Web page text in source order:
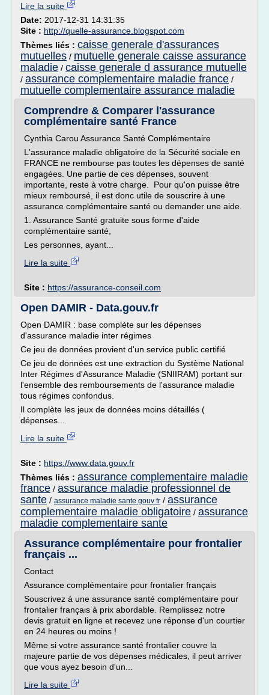
Lire la suite
Date: 2017-12-31 14:31:35
Site : http://quelle-assurance.blogspot.com
Thèmes liés : caisse generale d'assurances
mutuelles / mutuelle generale caisse assurance
maladie / caisse generale d assurance mutuelle
/ assurance complementaire maladie france /
mutuelle complementaire assurance maladie
Comprendre & Comparer l'assurance
complémentaire santé France
Cynthia Carou Assurance Santé Complémentaire
L'assurance maladie obligatoire de la Sécurité sociale en
FRANCE ne rembourse pas toutes les dépenses de santé
engagées. Une partie de ces dépenses, souvent
importante, reste à votre charge. Pour qu'on puisse être
mieux remboursé, il est donc utile de souscrire à une
assurance complémentaire santé ou demander une aide.
1. Assurance Santé gratuite sous forme d'aide
complémentaire santé,
Les personnes, ayant...
Lire la suite
Site : https://assurance-conseil.com
Open DAMIR - Data.gouv.fr
Open DAMIR : base complète sur les dépenses
d'assurance maladie inter régimes
Ce jeu de données provient d'un service public certifié
Ce jeu de données est une extraction du Système National
Inter Régimes d'Assurance Maladie (SNIIRAM) portant sur
l'ensemble des remboursements de l'assurance maladie
tous régimes confondus.
Il complète les jeux de données moins détaillés (
dépenses...
Lire la suite
Site : https://www.data.gouv.fr
Thèmes liés : assurance complementaire maladie
france / assurance maladie professionnel de
sante / assurance maladie sante gouv fr / assurance
complementaire maladie obligatoire / assurance
maladie complementaire sante
Assurance complémentaire pour frontalier
français ...
Contact
Assurance complémentaire pour frontalier français
Souscrivez à une assurance santé complémentaire pour
frontalier français à prix abordable. Remplissez notre
devis gratuit en ligne et recevez une réponse d'un courtier
en 24 heures ou moins !
Même si votre assurance santé frontalier couvre la
majeure partie de vos dépenses médicales, il peut arriver
que vous ayez besoin d'un...
Lire la suite